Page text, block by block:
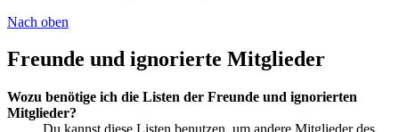
Nach oben
Freunde und ignorierte Mitglieder
Wozu benötige ich die Listen der Freunde und ignorierten
Mitglieder?